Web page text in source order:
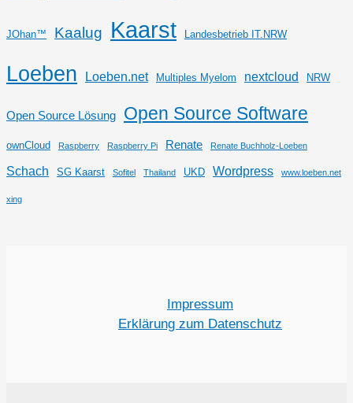
JOhan™ Kaalug Kaarst Landesbetrieb IT.NRW
Loeben Loeben.net Multiples Myelom nextcloud NRW
Open Source Lösung Open Source Software
ownCloud Raspberry Raspberry Pi Renate Renate Buchholz-Loeben
Schach SG Kaarst Sofitel Thailand UKD Wordpress www.loeben.net
xing
Impressum
Erklärung zum Datenschutz